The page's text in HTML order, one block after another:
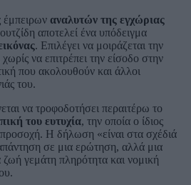
έμπειρων αναλυτών της εγχώριας
αποτελεί ένα υπόδειγμα
. Επιλέγει να μοιράζεται την
να επιτρέπει την είσοδο στην
που ακολουθούν και άλλοι
του.
να τροφοδοτήσει περαιτέρω το
του ευτυχία, την οποία ο ίδιος
προσοχή. Η δήλωση «είναι στα σχέδιά
σε μια ερώτηση, αλλά μια
ζωή γεμάτη πληρότητα και νομική